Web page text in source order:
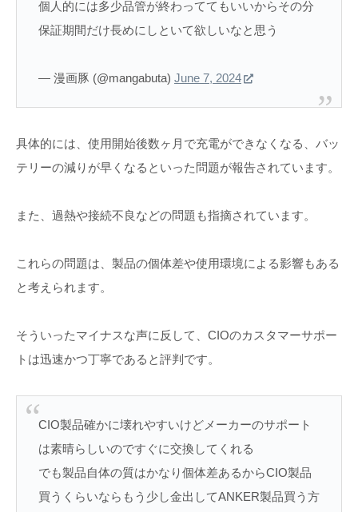
個人的には多少品管が終わっててもいいからその分
保証期間だけ長めにしといて欲しいなと思う
— 漫画豚 (@mangabuta) June 7, 2024
具体的には、使用開始後数ヶ月で充電ができなくなる、バッ
テリーの減りが早くなるといった問題が報告されています。
また、過熱や接続不良などの問題も指摘されています。
これらの問題は、製品の個体差や使用環境による影響もある
と考えられます。
そういったマイナスな声に反して、CIOのカスタマーサポー
トは迅速かつ丁寧であると評判です。
CIO製品確かに壊れやすいけどメーカーのサポート
は素晴らしいのですぐに交換してくれる
でも製品自体の質はかなり個体差あるからCIO製品
買うくらいならもう少し金出してANKER製品買う方